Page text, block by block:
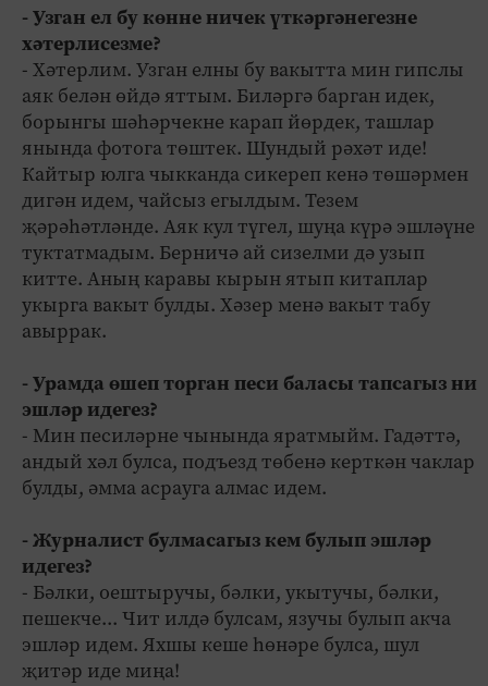
- Узган ел бу көнне ничек үткәргәнегезне
хәтерлисезме?
- Хәтерлим. Узган елны бу вакытта мин гипслы
аяк белән өйдә яттым. Биләргә барган идек,
борынгы шәһәрчекне карап йөрдек, ташлар
янында фотога төштек. Шундый рәхәт иде!
Кайтыр юлга чыкканда сикереп кенә төшәрмен
дигән идем, чайсыз егылдым. Тезем
җәрәһәтләнде. Аяк кул түгел, шуңа күрә эшләүне
туктатмадым. Берничә ай сизелми дә узып
китте. Аның каравы кырын ятып китаплар
укырга вакыт булды. Хәзер менә вакыт табу
авыррак.
- Урамда өшеп торган песи баласы тапсагыз ни
эшләр идегез?
- Мин песиләрне чынында яратмыйм. Гадәттә,
андый хәл булса, подъезд төбенә керткән чаклар
булды, әмма асрауга алмас идем.
- Журналист булмасагыз кем булып эшләр
идегез?
- Бәлки, оештыручы, бәлки, укытучы, бәлки,
пешекче... Чит илдә булсам, язучы булып акча
эшләр идем. Яхшы кеше һөнәре булса, шул
җитәр иде миңа!